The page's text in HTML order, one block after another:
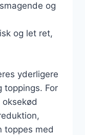
og
og let ret,
yderligere
toppings. For
toppes med